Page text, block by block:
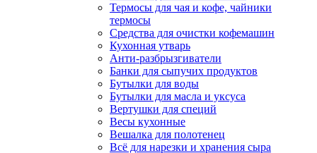
Термосы для чая и кофе, чайники
термосы
Средства для очистки кофемашин
Кухонная утварь
Анти-разбрызгиватели
Банки для сыпучих продуктов
Бутылки для воды
Бутылки для масла и уксуса
Вертушки для специй
Весы кухонные
Вешалка для полотенец
Всё для нарезки и хранения сыра